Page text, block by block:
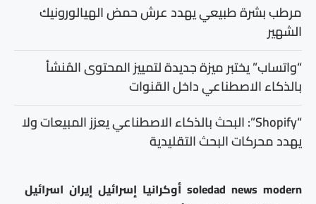
مرطب بشرة طبيعي يهدد عرش حمض الهيالورونيك
الشهير
“واتساب” يختبر ميزة جديدة لتمييز المحتوى المُنشأ
بالذكاء الاصطناعي داخل القنوات
“Shopify”: البحث بالذكاء الاصطناعي يعزز المبيعات ولا
يهدد محركات البحث التقليدية
modern
news
soledad أوكرانيا إسرائيل إيران اسرائيل